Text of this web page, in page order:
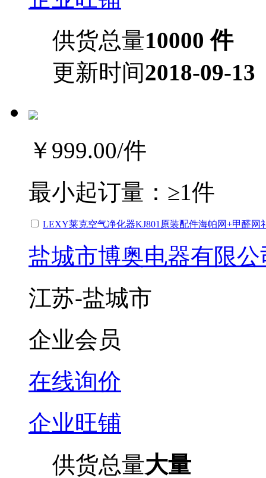
供货总量10000 件
更新时间2018-09-13
￥999.00/件
最小起订量： ≥1件
LEXY莱克空气净化器KJ801原装配件海帕网+甲醛网
盐城市博奥电器有限公
江苏-盐城市
企业会员
在线询价
企业旺铺
供货总量大量